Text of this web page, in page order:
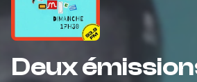
Deux